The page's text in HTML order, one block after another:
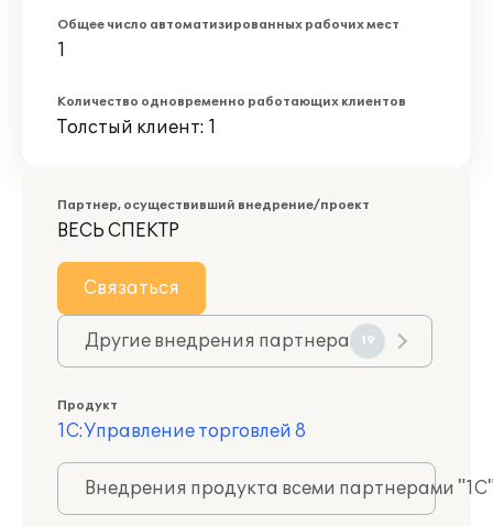
Общее число автоматизированных рабочих мест
1
Количество одновременно работающих клиентов
Толстый клиент: 1
Партнер, осуществивший внедрение/проект
ВЕСЬ СПЕКТР
Связаться
Другие внедрения партнера 19
Продукт
1С:Управление торговлей 8
Внедрения продукта всеми партнерами